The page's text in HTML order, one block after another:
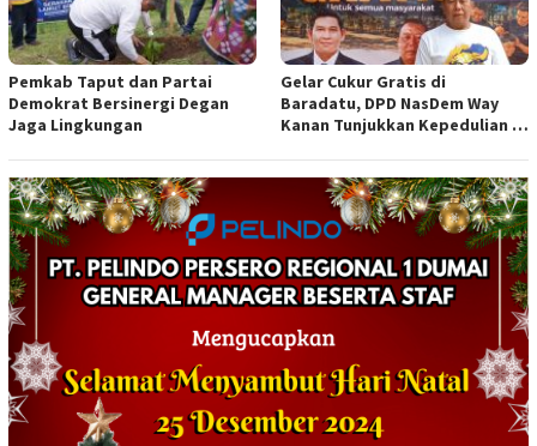
Pemkab Taput dan Partai
Demokrat Bersinergi Degan
Jaga Lingkungan
Gelar Cukur Gratis di
Baradatu, DPD NasDem Way
Kanan Tunjukkan Kepedulian di